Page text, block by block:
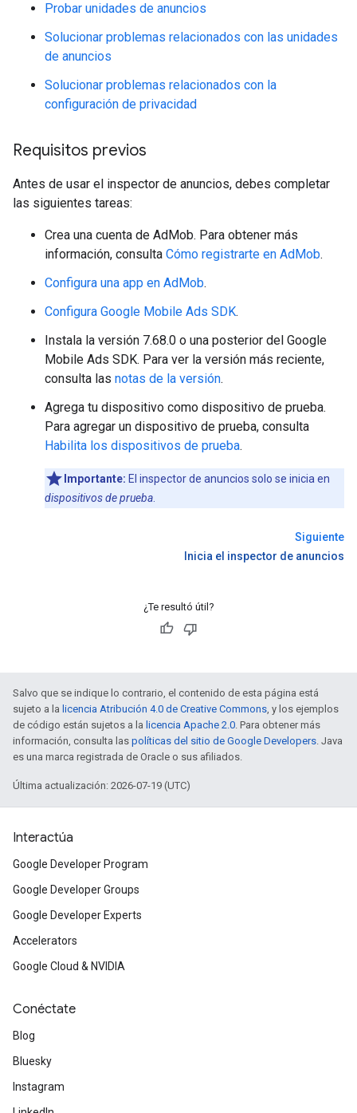
Probar unidades de anuncios
Solucionar problemas relacionados con las unidades
de anuncios
Solucionar problemas relacionados con la
configuración de privacidad
Requisitos previos
Antes de usar el inspector de anuncios, debes completar
las siguientes tareas:
Crea una cuenta de AdMob. Para obtener más
información, consulta Cómo registrarte en AdMob.
Configura una app en AdMob.
Configura Google Mobile Ads SDK.
Instala la versión 7.68.0 o una posterior del Google
Mobile Ads SDK. Para ver la versión más reciente,
consulta las notas de la versión.
Agrega tu dispositivo como dispositivo de prueba.
Para agregar un dispositivo de prueba, consulta
Habilita los dispositivos de prueba.
Importante: El inspector de anuncios solo se inicia en
dispositivos de prueba
Siguiente
Inicia el inspector de anuncios
¿Te resultó útil?
Salvo que se indique lo contrario, el contenido de esta página está
sujeto a la licencia Atribución 4.0 de Creative Commons, y los ejemplos
de código están sujetos a la licencia Apache 2.0. Para obtener más
información, consulta las políticas del sitio de Google Developers. Java
es una marca registrada de Oracle o sus afiliados.
Última actualización: 2026-07-19 (UTC)
Interactúa
Google Developer Program
Google Developer Groups
Google Developer Experts
Accelerators
Google Cloud & NVIDIA
Conéctate
Blog
Bluesky
Instagram